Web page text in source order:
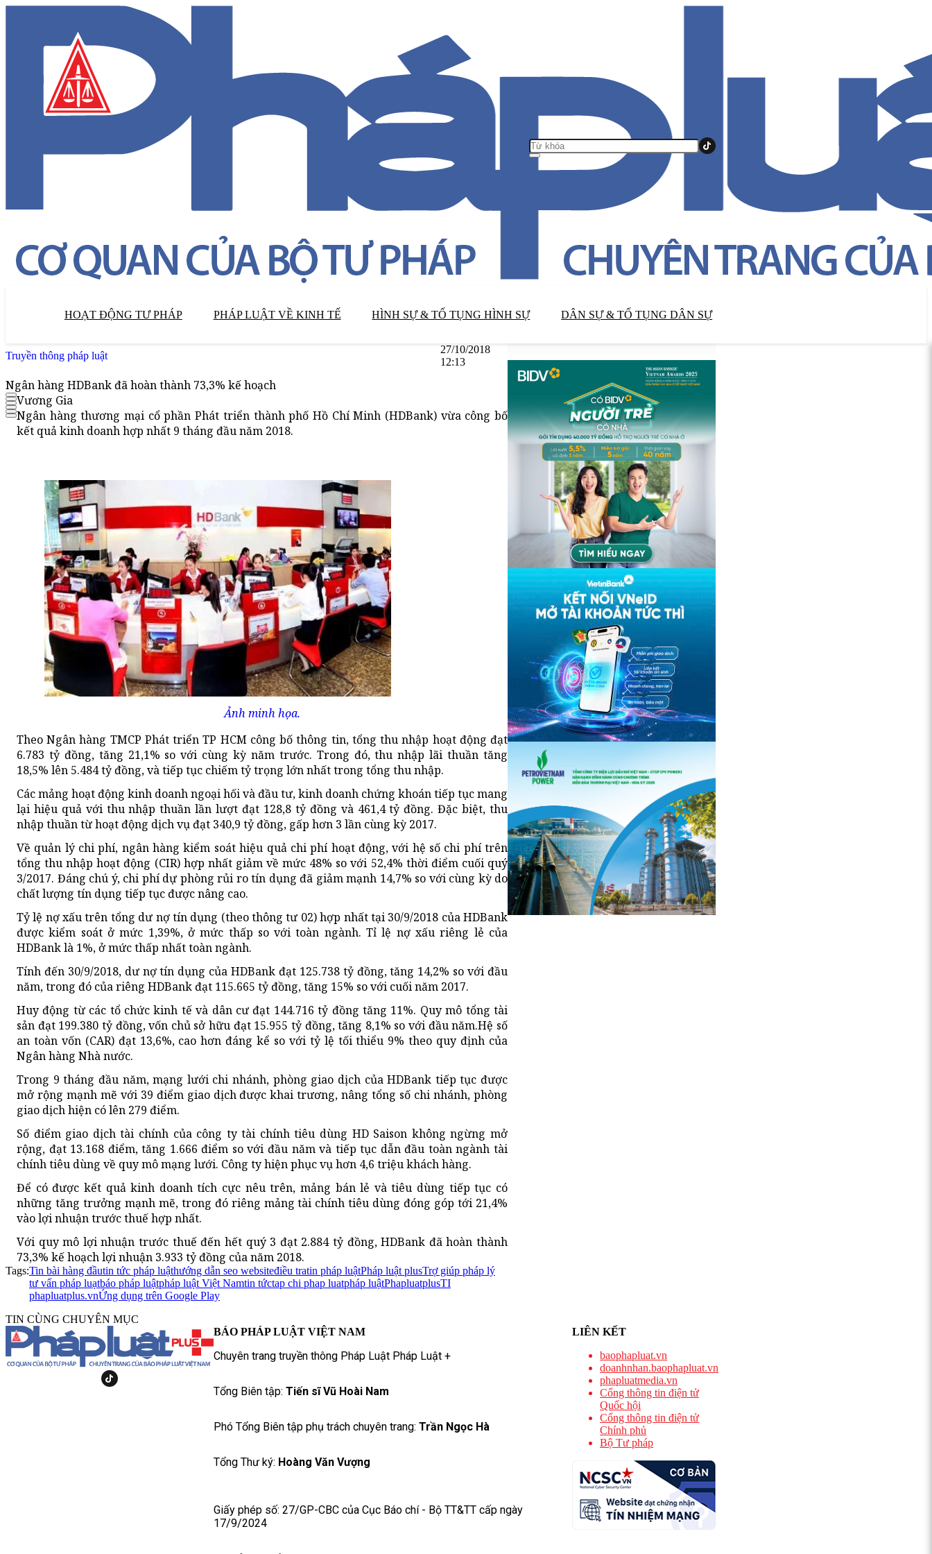
HOẠT ĐỘNG TƯ PHÁP PHÁP LUẬT VỀ KINH TẾ HÌNH SỰ & TỐ TỤNG HÌNH SỰ DÂN SỰ & TỐ TỤNG DÂN SỰ
Truyền thông pháp luật
27/10/2018
12:13
Ngân hàng HDBank đã hoàn thành 73,3% kế hoạch
Vương Gia
Ngân hàng thương mại cổ phần Phát triển thành phố Hồ Chí Minh (HDBank) vừa công bố
kết quả kinh doanh hợp nhất 9 tháng đầu năm 2018.
Ảnh minh họa.
Theo Ngân hàng TMCP Phát triển TP HCM công bố thông tin, tổng thu nhập hoạt động đạt
6.783 tỷ đồng, tăng 21,1% so với cùng kỳ năm trước. Trong đó, thu nhập lãi thuần tăng
18,5% lên 5.484 tỷ đồng, và tiếp tục chiếm tỷ trọng lớn nhất trong tổng thu nhập.
Các mảng hoạt động kinh doanh ngoại hối và đầu tư, kinh doanh chứng khoán tiếp tục mang
lại hiệu quả với thu nhập thuần lần lượt đạt 128,8 tỷ đồng và 461,4 tỷ đồng. Đặc biệt, thu
nhập thuần từ hoạt động dịch vụ đạt 340,9 tỷ đồng, gấp hơn 3 lần cùng kỳ 2017.
Về quản lý chi phí, ngân hàng kiểm soát hiệu quả chi phí hoạt động, với hệ số chi phí trên
tổng thu nhập hoạt động (CIR) hợp nhất giảm về mức 48% so với 52,4% thời điểm cuối quý
3/2017. Đáng chú ý, chi phí dự phòng rủi ro tín dụng đã giảm mạnh 14,7% so với cùng kỳ do
chất lượng tín dụng tiếp tục được nâng cao.
Tỷ lệ nợ xấu trên tổng dư nợ tín dụng (theo thông tư 02) hợp nhất tại 30/9/2018 của HDBank
được kiểm soát ở mức 1,39%, ở mức thấp so với toàn ngành. Tỉ lệ nợ xấu riêng lẻ của
HDBank là 1%, ở mức thấp nhất toàn ngành.
Tính đến 30/9/2018, dư nợ tín dụng của HDBank đạt 125.738 tỷ đồng, tăng 14,2% so với đầu
năm, trong đó của riêng HDBank đạt 115.665 tỷ đồng, tăng 15% so với cuối năm 2017.
Huy động từ các tổ chức kinh tế và dân cư đạt 144.716 tỷ đồng tăng 11%. Quy mô tổng tài
sản đạt 199.380 tỷ đồng, vốn chủ sở hữu đạt 15.955 tỷ đồng, tăng 8,1% so với đầu năm.Hệ số
an toàn vốn (CAR) đạt 13,6%, cao hơn đáng kể so với tỷ lệ tối thiểu 9% theo quy định của
Ngân hàng Nhà nước.
Trong 9 tháng đầu năm, mạng lưới chi nhánh, phòng giao dịch của HDBank tiếp tục được
mở rộng mạnh mẽ với 39 điểm giao dịch được khai trương, nâng tổng số chi nhánh, phòng
giao dịch hiện có lên 279 điểm.
Số điểm giao dịch tài chính của công ty tài chính tiêu dùng HD Saison không ngừng mở
rộng, đạt 13.168 điểm, tăng 1.666 điểm so với đầu năm và tiếp tục dẫn đầu toàn ngành tài
chính tiêu dùng về quy mô mạng lưới. Công ty hiện phục vụ hơn 4,6 triệu khách hàng.
Để có được kết quả kinh doanh tích cực nêu trên, mảng bán lẻ và tiêu dùng tiếp tục có
những tăng trưởng mạnh mẽ, trong đó riêng mảng tài chính tiêu dùng đóng góp tới 21,4%
vào lợi nhuận trước thuế hợp nhất.
Với quy mô lợi nhuận trước thuế đến hết quý 3 đạt 2.884 tỷ đồng, HDBank đã hoàn thành
73,3% kế hoạch lợi nhuận 3.933 tỷ đồng của năm 2018.
Tags:Tin bài hàng đầutin tức pháp luậthướng dẫn seo websiteđiều tratin pháp luậtPháp luật plusTrợ giúp pháp lý
tư vấn pháp luạtbáo pháp luậtpháp luật Việt Namtin tứctap chi phap luatpháp luậtPhapluatplusTI
phapluatplus.vnỨng dụng trên Google Play
TIN CÙNG CHUYÊN MỤC
BÁO PHÁP LUẬT VIỆT NAM
Chuyên trang truyền thông Pháp Luật Pháp Luật +
Tổng Biên tập: Tiến sĩ Vũ Hoài Nam
Phó Tổng Biên tập phụ trách chuyên trang: Trần Ngọc Hà
Tổng Thư ký: Hoàng Văn Vượng
Giấy phép số: 27/GP-CBC của Cục Báo chí - Bộ TT&TT cấp ngày
17/9/2024
LIÊN KẾT
baophapluat.vn
doanhnhan.baophapluat.vn
phapluatmedia.vn
Cổng thông tin điện tử
Quốc hội
Cổng thông tin điện tử
Chính phủ
Bộ Tư pháp